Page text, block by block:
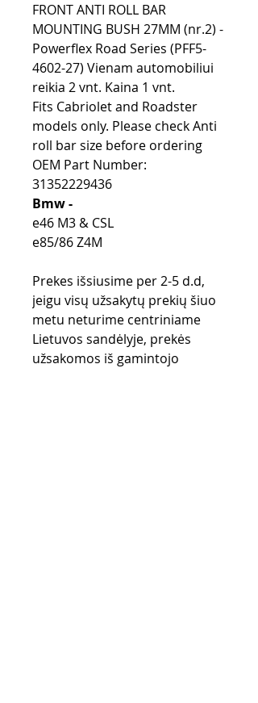
FRONT ANTI ROLL BAR
MOUNTING BUSH 27MM (nr.2) -
Powerflex Road Series (PFF5-
4602-27) Vienam automobiliui
reikia 2 vnt. Kaina 1 vnt.
Fits Cabriolet and Roadster
models only. Please check Anti
roll bar size before ordering
OEM Part Number:
31352229436
Bmw -
e46 M3 & CSL
e85/86 Z4M
Prekes išsiusime per 2-5 d.d,
jeigu visų užsakytų prekių šiuo
metu neturime centriniame
Lietuvos sandėlyje, prekės
užsakomos iš gamintojo